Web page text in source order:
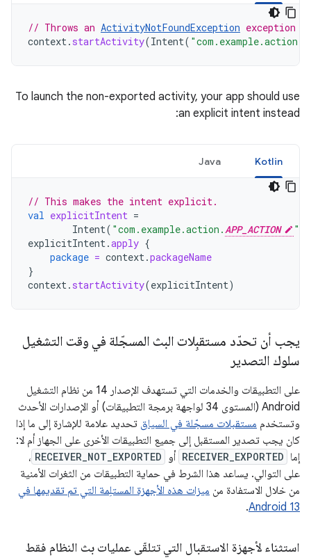
// Throws an ActivityNotFoundException exception
context. startActivity(Intent( "com.example.action.
To launch the non-exported activity, your app should use
an explicit intent instead:
Kotlin
Java
// This makes the intent explicit.
val explicitIntent =
Intent( "com.example.action.APP_ACTION "
explicitIntent.apply {
package = context.packageName
}
context. startActivity(explicitIntent)
يجب أن تحدّد مستقبِلات البث المسجّلة في وقت التشغيل
سلوك التصدير
على التطبيقات والخدمات التي تستهدف الإصدار 14 من نظام التشغيل
Android (المستوى 34 لواجهة برمجة التطبيقات) أو الإصدارات الأحدث
وتستخدم مستقبلات مسجّلة في السياق تحديد علامة للإشارة إلى ما إذا
كان يجب تصدير المستقبل إلى جميع التطبيقات الأخرى على الجهاز أم لا:
إما RECEIVER_EXPORTED أو RECEIVER_NOT_EXPORTED ،
على التوالي. يساعد هذا الشرط في حماية التطبيقات من الثغرات الأمنية
من خلال الاستفادة من ميزات هذه الأجهزة المستلِمة التي تم تقديمها في
Android 13
.
استثناء لأجهزة الاستقبال التي تتلقّى عمليات بث النظام فقط